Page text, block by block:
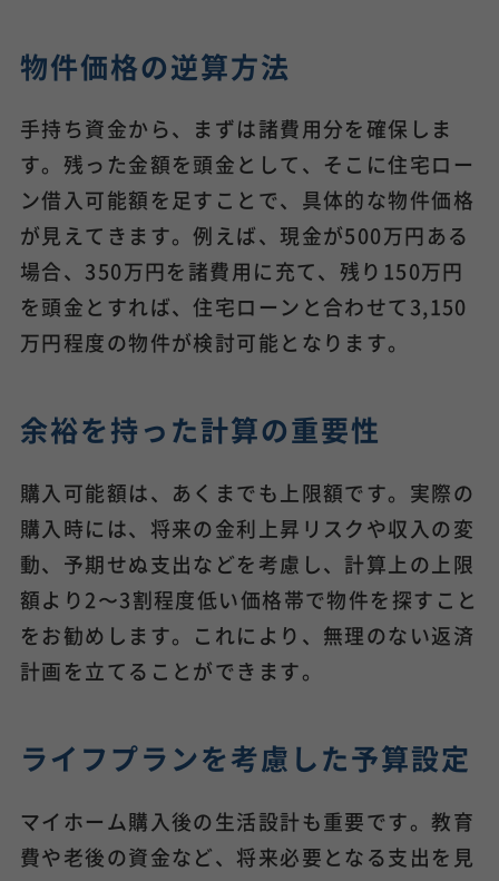
物件価格の逆算方法
手持ち資金から、まずは諸費用分を確保しま
す。残った金額を頭金として、そこに住宅ロー
ン借入可能額を足すことで、具体的な物件価格
が見えてきます。例えば、現金が500万円ある
場合、350万円を諸費用に充て、残り150万円
を頭金とすれば、住宅ローンと合わせて3,150
万円程度の物件が検討可能となります。
余裕を持った計算の重要性
購入可能額は、あくまでも上限額です。実際の
購入時には、将来の金利上昇リスクや収入の変
動、予期せぬ支出などを考慮し、計算上の上限
額より2〜3割程度低い価格帯で物件を探すこと
をお勧めします。これにより、無理のない返済
計画を立てることができます。
ライフプランを考慮した予算設定
マイホーム購入後の生活設計も重要です。教育
費や老後の資金など、将来必要となる支出を見